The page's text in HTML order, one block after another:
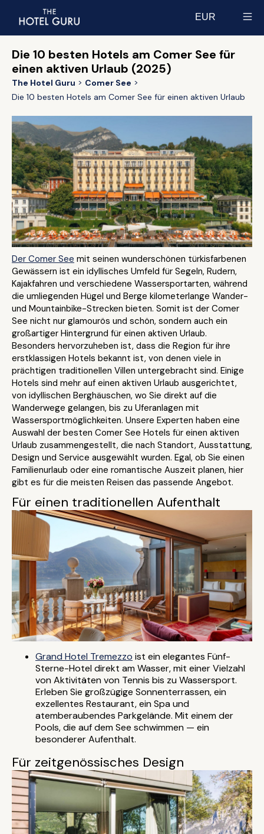
EUR
Die 10 besten Hotels am Comer See für
einen aktiven Urlaub (2025)
The Hotel Guru
Comer See
Die 10 besten Hotels am Comer See für einen aktiven Urlaub
Der Comer See mit seinen wunderschönen türkisfarbenen
Gewässern ist ein idyllisches Umfeld für Segeln, Rudern,
Kajakfahren und verschiedene Wassersportarten, während
die umliegenden Hügel und Berge kilometerlange Wander-
und Mountainbike-Strecken bieten. Somit ist der Comer
See nicht nur glamourös und schön, sondern auch ein
großartiger Hintergrund für einen aktiven Urlaub.
Besonders hervorzuheben ist, dass die Region für ihre
erstklassigen Hotels bekannt ist, von denen viele in
prächtigen traditionellen Villen untergebracht sind. Einige
Hotels sind mehr auf einen aktiven Urlaub ausgerichtet,
von idyllischen Berghäuschen, wo Sie direkt auf die
Wanderwege gelangen, bis zu Uferanlagen mit
Wassersportmöglichkeiten. Unsere Experten haben eine
Auswahl der besten Comer See Hotels für einen aktiven
Urlaub zusammengestellt, die nach Standort, Ausstattung,
Design und Service ausgewählt wurden. Egal, ob Sie einen
Familienurlaub oder eine romantische Auszeit planen, hier
gibt es für die meisten Reisen das passende Angebot.
Für einen traditionellen Aufenthalt
Grand Hotel Tremezzo ist ein elegantes Fünf-
Sterne-Hotel direkt am Wasser, mit einer Vielzahl
von Aktivitäten von Tennis bis zu Wassersport.
Erleben Sie großzügige Sonnenterrassen, ein
exzellentes Restaurant, ein Spa und
atemberaubendes Parkgelände. Mit einem der
Pools, die auf dem See schwimmen — ein
besonderer Aufenthalt.
Für zeitgenössisches Design